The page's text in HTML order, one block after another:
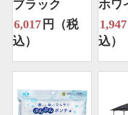
ブラック
6,017 円（税
込）
ホワ
1,947
込）